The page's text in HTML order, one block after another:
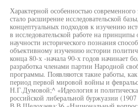
Характерной особенностью современного
стало расширение исследовательской
концептуальных подходов к изучению
в исследовательской работе на принципы
научности исторического познания
объективному изучению истории
конца 80-х -начала 90-х годов начинает
разработка членами партии Народной
программы. Появляются такие работы,
период первой мировой войны и
Н.Г.Думовой;^ «Идеология и
российской либеральной буржуазии